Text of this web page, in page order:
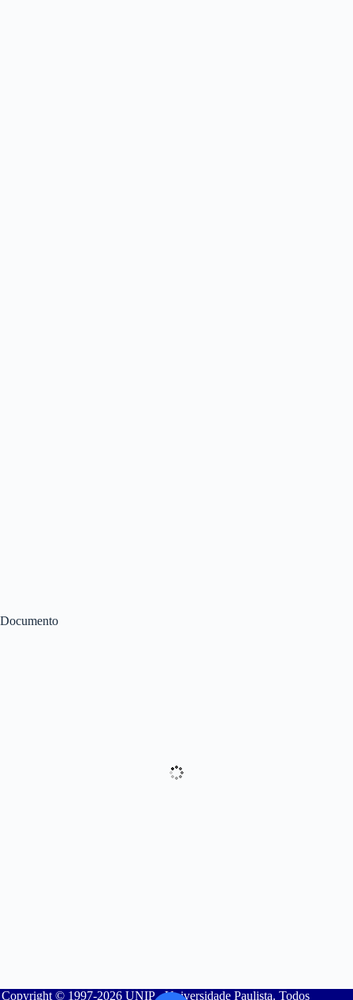
Documento
Copyright © 1997-2026 UNIP - Universidade Paulista. Todos